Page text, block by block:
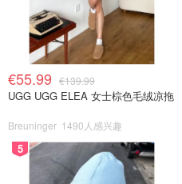
€55.99 €139.99
UGG UGG ELEA 女士棕色毛绒凉拖
Breuninger 1490人感兴趣
5